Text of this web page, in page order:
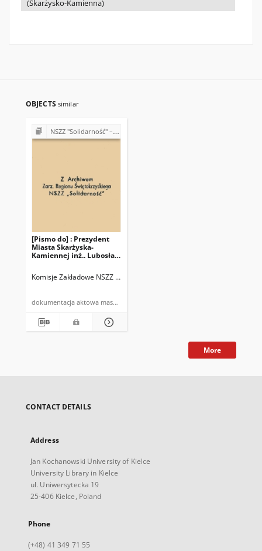
(Skarżysko-Kamienna)
OBJECTS similar
NSZZ "Solidarność" – różne Koła, Komisje i Delegatury w Regionie Świętokrzyskim (1989-1990)
[Pismo do] : Prezydent
Miasta Skarżyska-
Kamiennej inż.. Lubosław
Komisje Zakładowe NSZZ "Solidarność" Delegatury Zarządu Regionu
dokumentacja aktowa maszynopis
More
CONTACT DETAILS
Address
Jan Kochanowski University of Kielce
University Library in Kielce
ul. Uniwersytecka 19
25-406 Kielce, Poland
Phone
(+48) 41 349 71 55